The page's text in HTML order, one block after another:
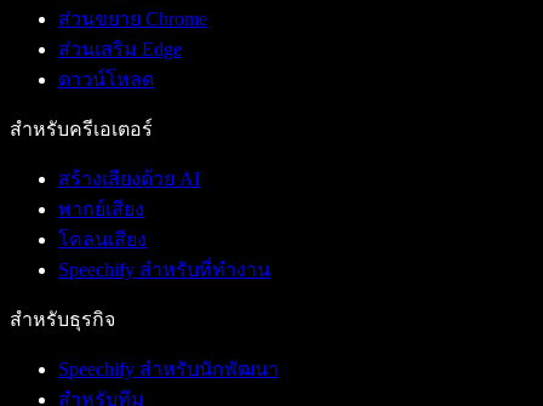
ส่วนขยาย Chrome
ส่วนเสริม Edge
ดาวน์โหลด
สำหรับครีเอเตอร์
สร้างเสียงด้วย AI
พากย์เสียง
โคลนเสียง
Speechify สำหรับที่ทำงาน
สำหรับธุรกิจ
Speechify สำหรับนักพัฒนา
สำหรับทีม